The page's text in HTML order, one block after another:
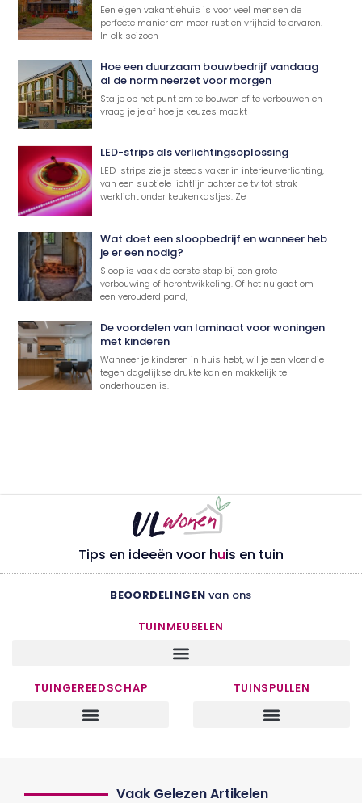
Een eigen vakantiehuis is voor veel mensen de
perfecte manier om meer rust en vrijheid te ervaren.
In elk seizoen
Hoe een duurzaam bouwbedrijf vandaag
al de norm neerzet voor morgen
Sta je op het punt om te bouwen of te verbouwen en
vraag je je af hoe je keuzes maakt
LED-strips als verlichtingsoplossing
LED-strips zie je steeds vaker in interieurverlichting,
van een subtiele lichtlijn achter de tv tot strak
werklicht onder keukenkastjes. Ze
Wat doet een sloopbedrijf en wanneer heb
je er een nodig?
Sloop is vaak de eerste stap bij een grote
verbouwing of herontwikkeling. Of het nu gaat om
een verouderd pand,
De voordelen van laminaat voor woningen
met kinderen
Wanneer je kinderen in huis hebt, wil je een vloer die
tegen dagelijkse drukte kan en makkelijk te
onderhouden is.
Tips en ideeën voor huis en tuin
BEOORDELINGEN van ons
TUINMEUBELEN
TUINGEREEDSCHAP TUINSPULLEN
Vaak Gelezen Artikelen